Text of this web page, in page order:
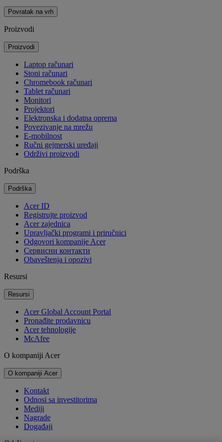
Povratak na vrh
Proizvodi
Proizvodi
Laptop računari
Stoni računari
Chromebook računari
Tablet računari
Monitori
Projektori
Elektronska i dodatna oprema
Povezivanje na mrežu
E-mobilnost
Ručni gejmerski uređaji
Održivi proizvodi
Podrška
Podrška
Acer ID
Registrujte proizvod
Acer zajednica
Upravljački programi i priručnici
Odgovori kompanije Acer
Cервисни контакти
Obaveštenja i opozivi
Resursi
Resursi
Acer Global Account Portal
Pronađite prodavnicu
Acer tehnologije
McAfee
O kompaniji Acer
O kompaniji Acer
Kontakt
Odnosi sa investitorima
Mediji
Nagrade
Događaji